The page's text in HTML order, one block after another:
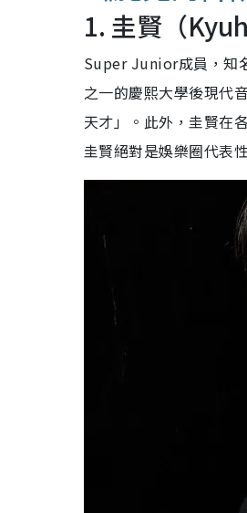
1. 圭賢（
Super Junior成員，知
之一的慶熙大學後現代
天才」。此外，圭賢在
圭賢絕對是娛樂圈代表